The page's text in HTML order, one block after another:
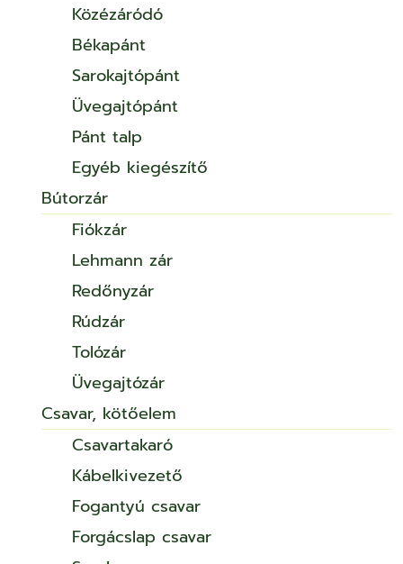
Közézáródó
Békapánt
Sarokajtópánt
Üvegajtópánt
Pánt talp
Egyéb kiegészítő
Bútorzár
Fiókzár
Lehmann zár
Redőnyzár
Rúdzár
Tolózár
Üvegajtózár
Csavar, kötőelem
Csavartakaró
Kábelkivezető
Fogantyú csavar
Forgácslap csavar